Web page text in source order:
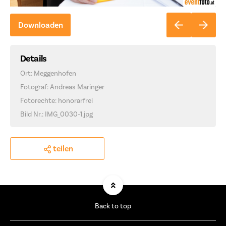
Downloaden
Details
Ort: Meggenhofen
Fotograf: Andreas Maringer
Fotorechte: honorarfrei
Bild Nr.: IMG_0030-1.jpg
teilen
Back to top